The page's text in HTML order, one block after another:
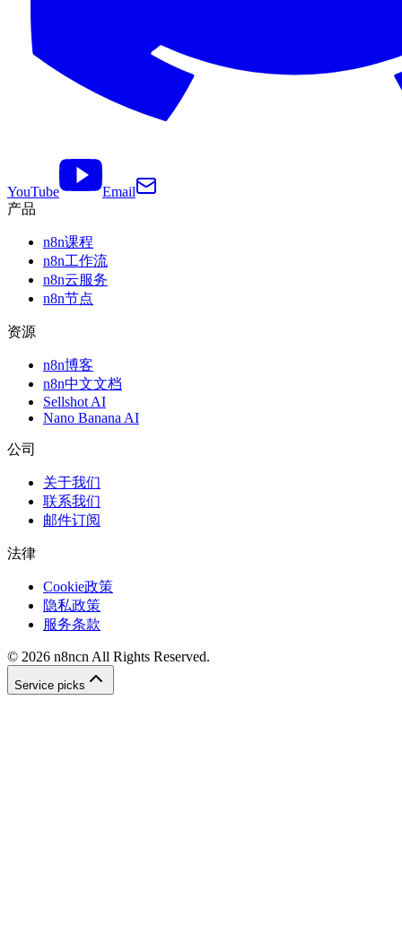
YouTube
Email
产品
n8n课程
n8n工作流
n8n云服务
n8n节点
资源
n8n博客
n8n中文文档
Sellshot AI
Nano Banana AI
公司
关于我们
联系我们
邮件订阅
法律
Cookie政策
隐私政策
服务条款
© 2026 n8ncn All Rights Reserved.
Service picks